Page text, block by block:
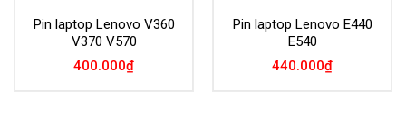
Pin laptop Lenovo V360
V370 V570
400.000₫
Pin laptop Lenovo E440
E540
440.000₫